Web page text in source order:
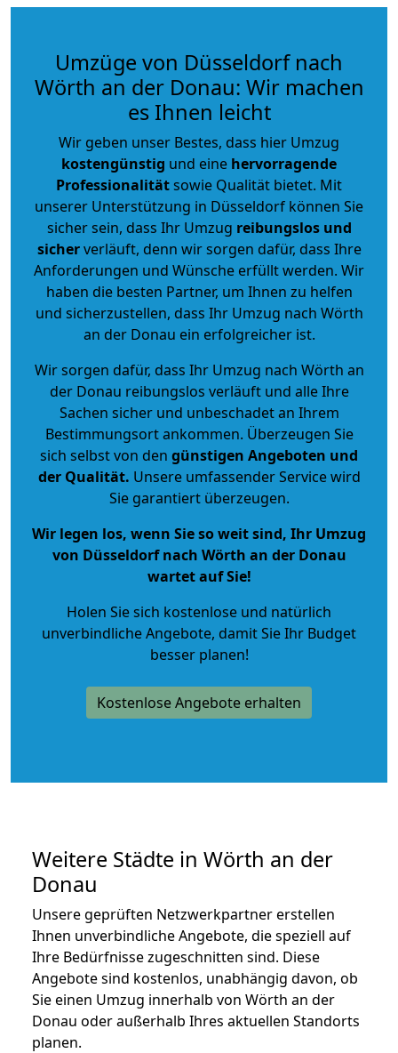
Umzüge von Düsseldorf nach
Wörth an der Donau: Wir machen
es Ihnen leicht
Wir geben unser Bestes, dass hier Umzug
kostengünstig und eine hervorragende
Professionalitätsowie Qualität bietet. Mit
unserer Unterstützung in Düsseldorf können Sie
sicher sein, dass Ihr Umzug reibungslos und
sicherverläuft, denn wir sorgen dafür, dass Ihre
Anforderungen und Wünsche erfüllt werden. Wir
haben die besten Partner, um Ihnen zu helfen
und sicherzustellen, dass Ihr Umzug nach Wörth
an der Donau ein erfolgreicher ist.
Wir sorgen dafür, dass Ihr Umzug nach Wörth an
der Donau reibungslos verläuft und alle Ihre
Sachen sicher und unbeschadet an Ihrem
Bestimmungsort ankommen. Überzeugen Sie
sich selbst von den günstigen Angeboten und
der Qualität. Unsere umfassender Service wird
Sie garantiert überzeugen.
Wir legen los, wenn Sie so weit sind, Ihr Umzug
von Düsseldorf nach Wörth an der Donau
wartet auf Sie!
Holen Sie sich kostenlose und natürlich
unverbindliche Angebote, damit Sie Ihr Budget
besser planen!
Kostenlose Angebote erhalten
Weitere Städte in Wörth an der
Donau
Unsere geprüften Netzwerkpartner erstellen
Ihnen unverbindliche Angebote, die speziell auf
Ihre Bedürfnisse zugeschnitten sind. Diese
Angebote sind kostenlos, unabhängig davon, ob
Sie einen Umzug innerhalb von Wörth an der
Donau oder außerhalb Ihres aktuellen Standorts
planen.